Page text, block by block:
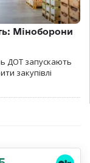
Міноборони
ДОТ запускають
закупівлі